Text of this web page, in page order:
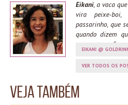
Eikani, a vaca
vira peixe-
passarinho, que
quando dizem
spama moonfire
EIKANI @
VER TODOS OS
Veja também